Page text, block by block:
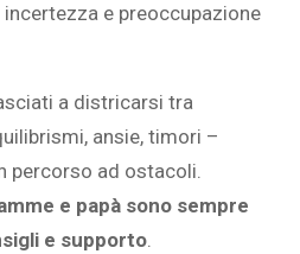
e preoccupazione
a districarsi tra
ansie, timori –
percorso ad ostacoli.
e papà sono sempre
e supporto.